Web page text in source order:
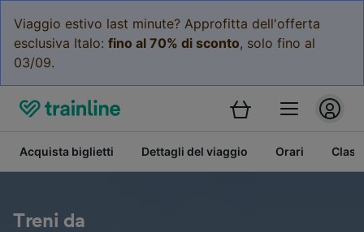
Viaggio estivo last minute? Approfitta dell'offerta
esclusiva Italo: fino al 70% di sconto, solo fino al
03/09.
Acquista biglietti Dettagli del viaggio Orari
Treni da